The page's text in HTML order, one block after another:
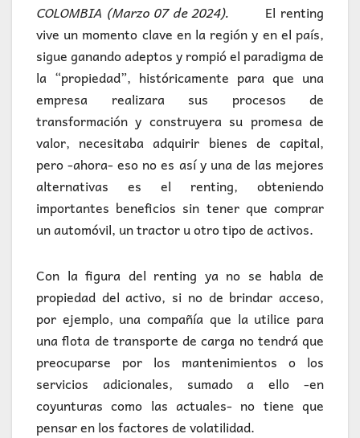
COLOMBIA (Marzo 07 de 2024). El renting
vive un momento clave en la región y en el país,
sigue ganando adeptos y rompió el paradigma de
la “propiedad”, históricamente para que una
empresa realizara sus procesos de
transformación y construyera su promesa de
valor, necesitaba adquirir bienes de capital,
pero -ahora- eso no es así y una de las mejores
alternativas es el renting, obteniendo
importantes beneficios sin tener que comprar
un automóvil, un tractor u otro tipo de activos.
Con la figura del renting ya no se habla de
propiedad del activo, si no de brindar acceso,
por ejemplo, una compañía que la utilice para
una flota de transporte de carga no tendrá que
preocuparse por los mantenimientos o los
servicios adicionales, sumado a ello -en
coyunturas como las actuales- no tiene que
pensar en los factores de volatilidad.